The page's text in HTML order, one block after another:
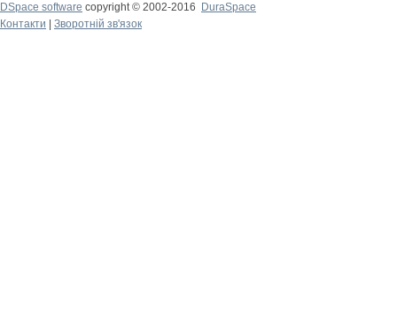
DSpace software copyright © 2002-2016
DuraSpace
Контакти
Зворотній зв'язок